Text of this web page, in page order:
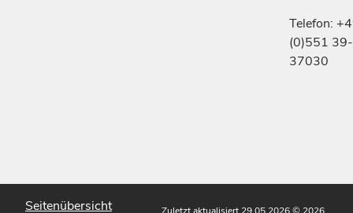
Telefon:
(0)551 39-
37030
Seitenübersicht